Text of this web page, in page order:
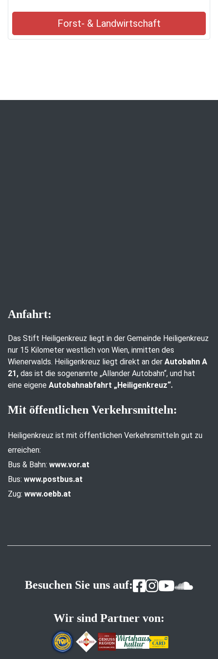
Forst- & Landwirtschaft
Anfahrt:
Das Stift Heiligenkreuz liegt in der Gemeinde Heiligenkreuz
nur 15 Kilometer westlich von Wien, inmitten des
Wienerwalds. Heiligenkreuz liegt direkt an der Autobahn A
21, das ist die sogenannte „Allander Autobahn“, und hat
eine eigene Autobahnabfahrt „Heiligenkreuz“.
Mit öffentlichen Verkehrsmitteln:
Heiligenkreuz ist mit öffentlichen Verkehrsmitteln gut zu
erreichen:
Bus & Bahn: www.vor.at
Bus: www.postbus.at
Zug: www.oebb.at
Besuchen Sie uns auf:
Wir sind Partner von: